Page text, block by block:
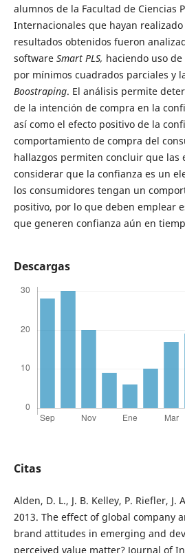
alumnos de la Facultad de Ciencias
Internacionales que hayan
resultados obtenidos fueron
software Smart PLS, haciendo uso
por mínimos cuadrados parciales y
Boostraping. El análisis permite
de la intención de compra en la
así como el efecto positivo de la
comportamiento de compra del
hallazgos permiten concluir que las
considerar que la confianza es un
los consumidores tengan un
positivo, por lo que deben emplear
que generen confianza aún en
Descargas
Citas
Alden, D. L., J. B. Kelley, P. Riefler, J.
2013. The effect of global company
brand attitudes in emerging and
perceived value matter? Journal of